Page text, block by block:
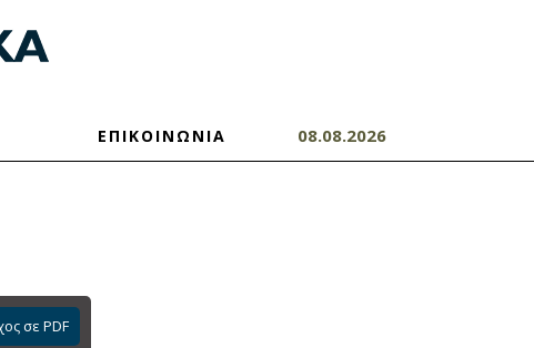
ΕΠΙΚΟΙΝΩΝΙΑ 08.08.2026
σε PDF